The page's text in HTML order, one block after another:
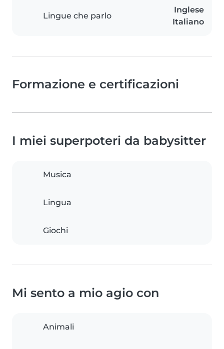
Lingue che parlo
Inglese
Italiano
Formazione e certificazioni
I miei superpoteri da babysitter
Musica
Lingua
Giochi
Mi sento a mio agio con
Animali